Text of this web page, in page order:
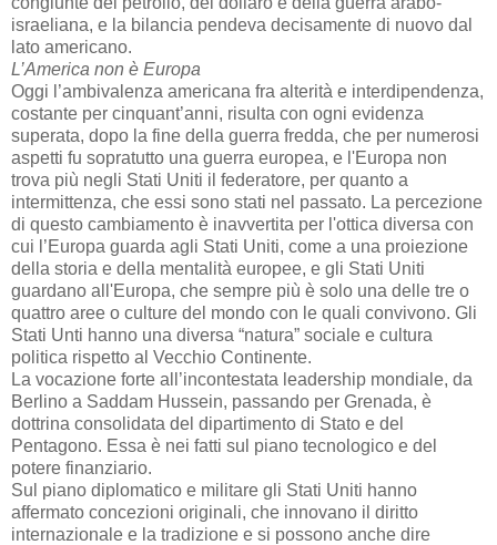
israeliana, e la bilancia pendeva decisamente di nuovo dal
lato americano.
L’America non è Europa
Oggi l’ambivalenza americana fra alterità e interdipendenza,
costante per cinquant’anni, risulta con ogni evidenza
superata, dopo la fine della guerra fredda, che per numerosi
aspetti fu sopratutto una guerra europea, e l'Europa non
trova più negli Stati Uniti il federatore, per quanto a
intermittenza, che essi sono stati nel passato. La percezione
di questo cambiamento è inavvertita per l'ottica diversa con
cui l’Europa guarda agli Stati Uniti, come a una proiezione
della storia e della mentalità europee, e gli Stati Uniti
guardano all'Europa, che sempre più è solo una delle tre o
quattro aree o culture del mondo con le quali convivono. Gli
Stati Unti hanno una diversa “natura” sociale e cultura
politica rispetto al Vecchio Continente.
La vocazione forte all’incontestata leadership mondiale, da
Berlino a Saddam Hussein, passando per Grenada, è
dottrina consolidata del dipartimento di Stato e del
Pentagono. Essa è nei fatti sul piano tecnologico e del
potere finanziario.
Sul piano diplomatico e militare gli Stati Uniti hanno
affermato concezioni originali, che innovano il diritto
internazionale e la tradizione e si possono anche dire